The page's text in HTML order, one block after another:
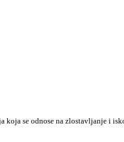
koja se odnose na zlostavljanje i